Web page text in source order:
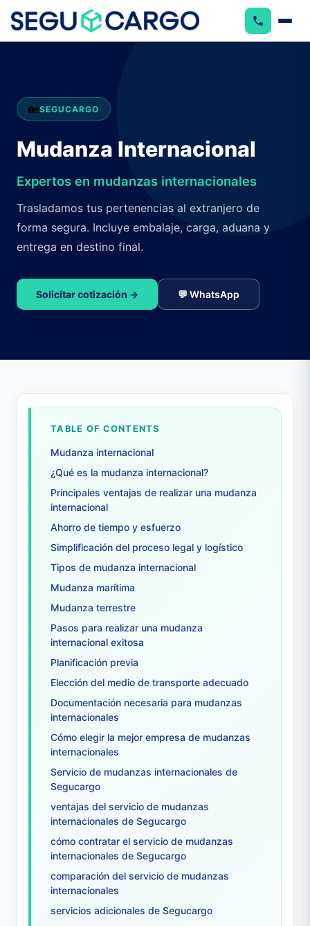
🏡SEGUCARGO
Mudanza Internacional
Expertos en mudanzas internacionales
Trasladamos tus pertenencias al extranjero de
forma segura. Incluye embalaje, carga, aduana y
entrega en destino final.
Solicitar cotización → 💬 WhatsApp
TABLE OF CONTENTS
Mudanza internacional
¿Qué es la mudanza internacional?
Principales ventajas de realizar una mudanza
internacional
Ahorro de tiempo y esfuerzo
Simplificación del proceso legal y logístico
Tipos de mudanza internacional
Mudanza marítima
Mudanza terrestre
Pasos para realizar una mudanza
internacional exitosa
Planificación previa
Elección del medio de transporte adecuado
Documentación necesaria para mudanzas
internacionales
Cómo elegir la mejor empresa de mudanzas
internacionales
Servicio de mudanzas internacionales de
Segucargo
ventajas del servicio de mudanzas
internacionales de Segucargo
cómo contratar el servicio de mudanzas
internacionales de Segucargo
comparación del servicio de mudanzas
internacionales
servicios adicionales de Segucargo